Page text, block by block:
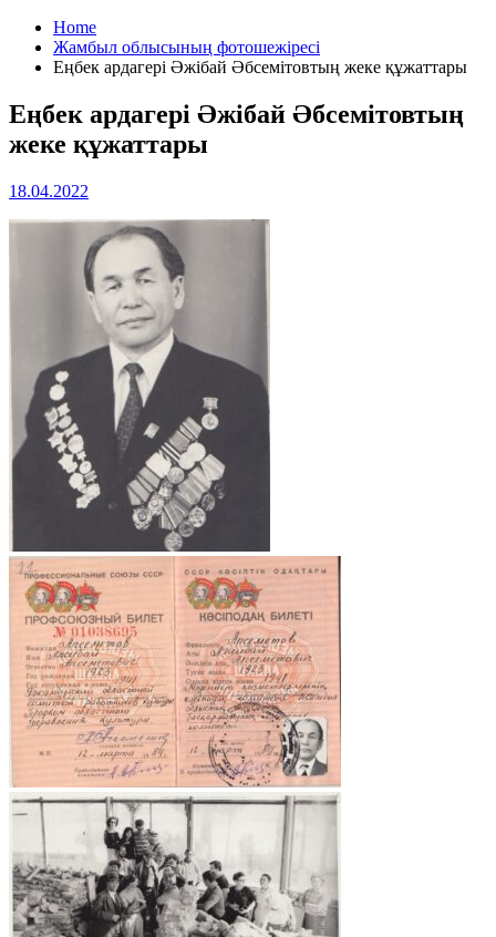
Home
Жамбыл облысының фотошежіресі
Еңбек ардагері Әжібай Әбсемітовтың жеке құжаттары
Еңбек ардагері Әжібай Әбсемітовтың
жеке құжаттары
18.04.2022